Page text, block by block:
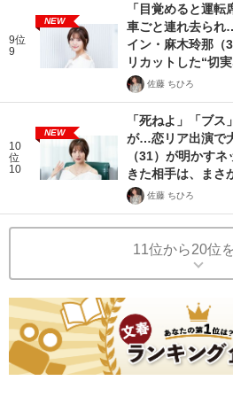
9位
9
NEW
「目覚めると運
車ごと連れ去ら
イン・麻木玲那（
リカットした“切
佐藤 ちひろ
10
位
10
NEW
「死ねよ」「ブ
が…恋リア出演で
（31）が明かす
きた相手は、まさ
佐藤 ちひろ
11位から20位